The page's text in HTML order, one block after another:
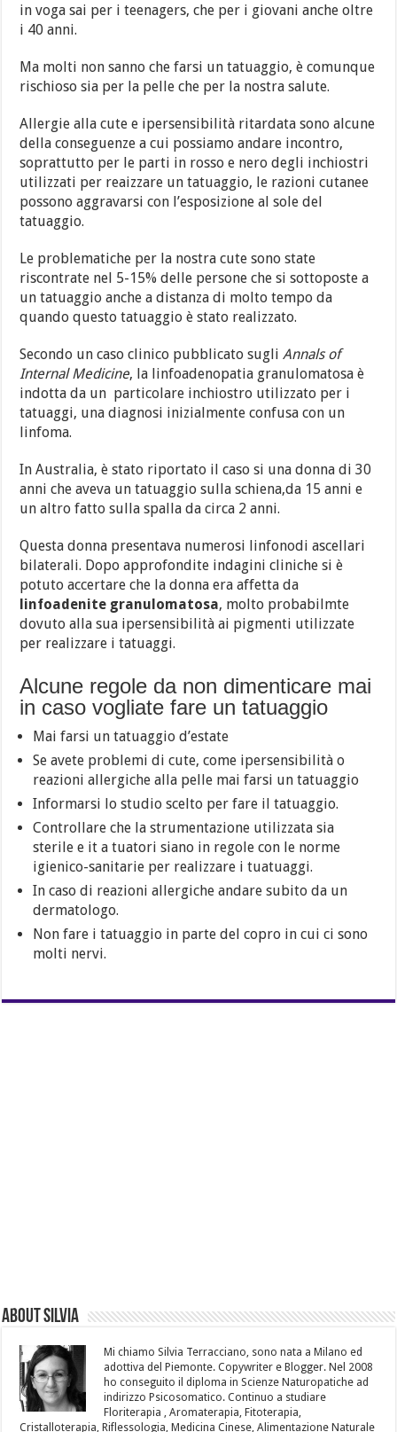
in voga sai per i teenagers, che per i giovani anche oltre
i 40 anni.
Ma molti non sanno che farsi un tatuaggio, è comunque
rischioso sia per la pelle che per la nostra salute.
Allergie alla cute e ipersensibilità ritardata sono alcune
della conseguenze a cui possiamo andare incontro,
soprattutto per le parti in rosso e nero degli inchiostri
utilizzati per reaizzare un tatuaggio, le razioni cutanee
possono aggravarsi con l’esposizione al sole del
tatuaggio.
Le problematiche per la nostra cute sono state
riscontrate nel 5-15% delle persone che si sottoposte a
un tatuaggio anche a distanza di molto tempo da
quando questo tatuaggio è stato realizzato.
Secondo un caso clinico pubblicato sugliAnnals of
Internal Medicine, la linfoadenopatia granulomatosa è
indotta da un particolare inchiostro utilizzato per i
tatuaggi, una diagnosi inizialmente confusa con un
linfoma.
In Australia, è stato riportato il caso si una donna di 30
anni che aveva un tatuaggio sulla schiena,da 15 anni e
un altro fatto sulla spalla da circa 2 anni.
Questa donna presentava numerosi linfonodi ascellari
bilaterali. Dopo approfondite indagini cliniche si è
potuto accertare che la donna era affetta da
linfoadenite granulomatosa, molto probabilmte
dovuto alla sua ipersensibilità ai pigmenti utilizzate
per realizzare i tatuaggi.
Alcune regole da non dimenticare mai
in caso vogliate fare un tatuaggio
Mai farsi un tatuaggio d’estate
Se avete problemi di cute, come ipersensibilità o
reazioni allergiche alla pelle mai farsi un tatuaggio
Informarsi lo studio scelto per fare il tatuaggio.
Controllare che la strumentazione utilizzata sia
sterile e it a tuatori siano in regole con le norme
igienico-sanitarie per realizzare i tuatuaggi.
In caso di reazioni allergiche andare subito da un
dermatologo.
Non fare i tatuaggio in parte del copro in cui ci sono
molti nervi.
About Silvia
Mi chiamo Silvia Terracciano, sono nata a Milano ed
adottiva del Piemonte. Copywriter e Blogger. Nel 2008
ho conseguito il diploma in Scienze Naturopatiche ad
indirizzo Psicosomatico. Continuo a studiare
Floriterapia , Aromaterapia, Fitoterapia,
Cristalloterapia, Riflessologia, Medicina Cinese, Alimentazione Naturale